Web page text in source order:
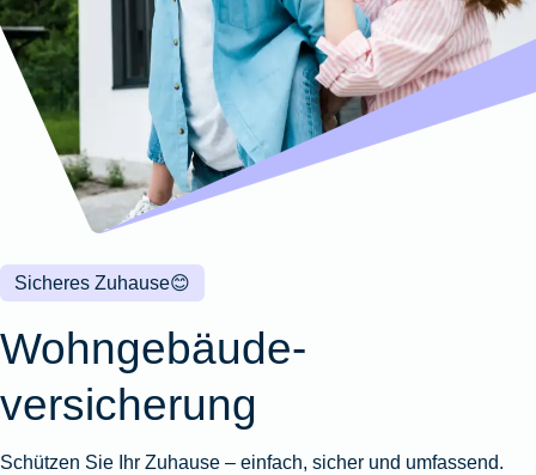
Wohnungsschutzbrief
Zur
Produktübersicht
Gewässerschadenhaftpflicht
Produktübersicht
Produktübersicht
Reisehaftpflichtversicherung
Reiserücktrittsversicherung
Zur
Produktübersicht
Zur
Produktübersicht
Zur
Produktübersicht
Zur
Produktübersicht
Montageversicherung
Produktübersicht
Gruppenunfall für
Betriebe
Gruppenunfall für
Vereine
Produktübersicht
Kunstversicherung
Ausstellungsversicherung
Valorenversicherung
Oldtimersammlungsversicherung
Zur
😊
Sicheres Zuhause
Wohngebäude­
versicherung
Schützen Sie Ihr Zuhause – einfach, sicher und umfassend.